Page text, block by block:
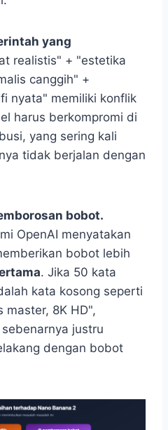
yang
realistis" + "estetika
canggih" +
nyata" memiliki konflik
harus berkompromi di
yang sering kali
tidak berjalan dengan
bobot.
OpenAI menyatakan
bobot lebih
. Jika 50 kata
kata kosong seperti
master, 8K HD",
justru
dengan bobot